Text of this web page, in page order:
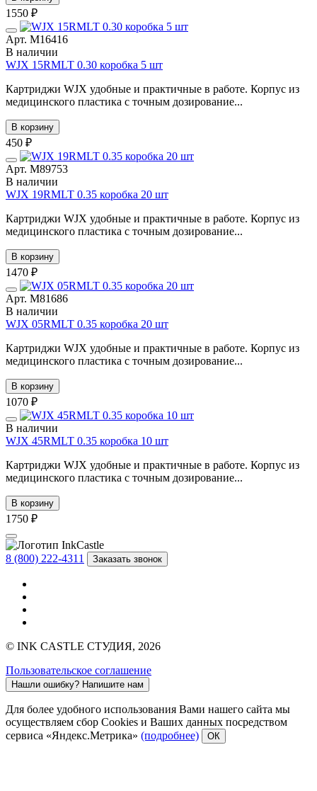
1550 ₽
Арт. М16416
В наличии
WJX 15RMLT 0.30 коробка 5 шт
Картриджи WJX удобные и практичные в работе. Корпус из
медицинского пластика с точным дозирование...
В корзину
450 ₽
Арт. М89753
В наличии
WJX 19RMLT 0.35 коробка 20 шт
Картриджи WJX удобные и практичные в работе. Корпус из
медицинского пластика с точным дозирование...
В корзину
1470 ₽
Арт. М81686
В наличии
WJX 05RMLT 0.35 коробка 20 шт
Картриджи WJX удобные и практичные в работе. Корпус из
медицинского пластика с точным дозирование...
В корзину
1070 ₽
В наличии
WJX 45RMLT 0.35 коробка 10 шт
Картриджи WJX удобные и практичные в работе. Корпус из
медицинского пластика с точным дозирование...
В корзину
1750 ₽
8 (800) 222-4311 Заказать звонок
© INK CASTLE СТУДИЯ, 2026
Пользовательское соглашение
Нашли ошибку? Напишите нам
Для более удобного использования Вами нашего сайта мы
осуществляем сбор Cookies и Ваших данных посредством
сервиса «Яндекс.Метрика» (подробнее) ОК